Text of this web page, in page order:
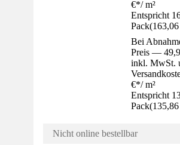
€*/ m²
Entspricht
Pack(
Bei
Preis —
inkl. MwSt.
€*/ m²
Entspricht
Pack(
Nicht online bestellbar